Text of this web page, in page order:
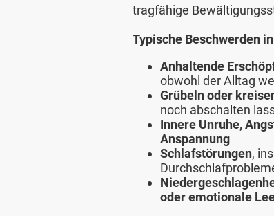
tragfähige
Typische Beschwerden
Anhaltende
obwohl der Alltag
Grübeln oder
noch abschalten
Innere Unruhe,
Anspannung
Schlafstörungen,
oder emotionale